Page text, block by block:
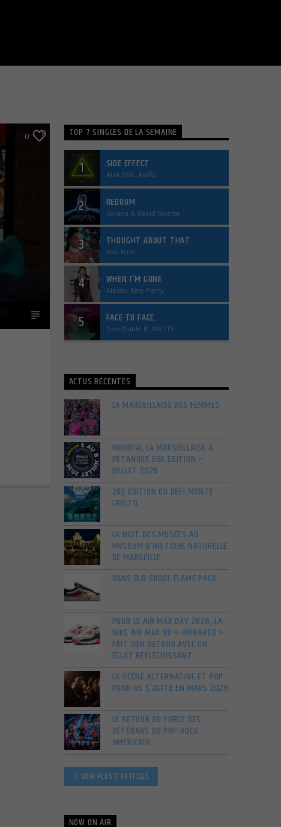
0 TOP 7 SINGLES DE LA SEMAINE
1 SIDE EFFECT
Alok feat. Au/Ra
2 REDRUM
Sorana & David Guetta
3 THOUGHT ABOUT THAT
Noa Kirel
4 WHEN I'M GONE
Alesso, Katy Perry
5 FACE TO FACE
Don Diablo ft. WATTS
ACTUS RÉCENTES
LA MARSEILLAISE DES FEMMES
MONDIAL LA MARSEILLAISE À
PÉTANQUE 65E ÉDITION –
JUILLET 2026
28E ÉDITION DU DÉFI MONTE
CRISTO
LA NUIT DES MUSÉES AU
MUSÉUM D’HISTOIRE NATURELLE
DE MARSEILLE
VANS OLD SKOOL FLAME PACK
POUR LE AIR MAX DAY 2026, LA
NIKE AIR MAX 90 « INFRARED »
FAIT SON RETOUR AVEC UN
ÉCLAT RÉFLÉCHISSANT
LA SCÈNE ALTERNATIVE ET POP-
PUNK US S’AGITE EN MARS 2026
LE RETOUR EN FORCE DES
VÉTÉRANS DU POP-ROCK
AMÉRICAIN
VOIR PLUS D'ARTICLES
NOW ON AIR